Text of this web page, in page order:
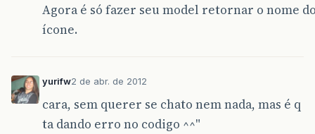
Agora é só fazer seu model retornar o nome
ícone.
yurifw2 de abr. de 2012
cara, sem querer se chato nem nada, mas é q
ta dando erro no codigo ^^"